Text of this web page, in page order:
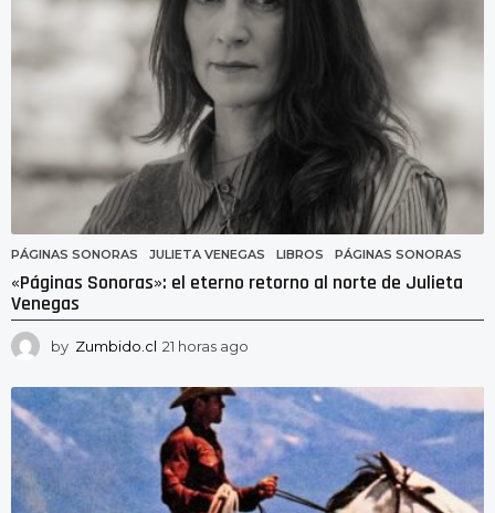
PÁGINAS SONORAS JULIETA VENEGAS ,LIBROS ,PÁGINAS SONORAS
«Páginas Sonoras»: el eterno retorno al norte de Julieta
Venegas
by Zumbido.cl 21 horas ago
h
r
a
s
a